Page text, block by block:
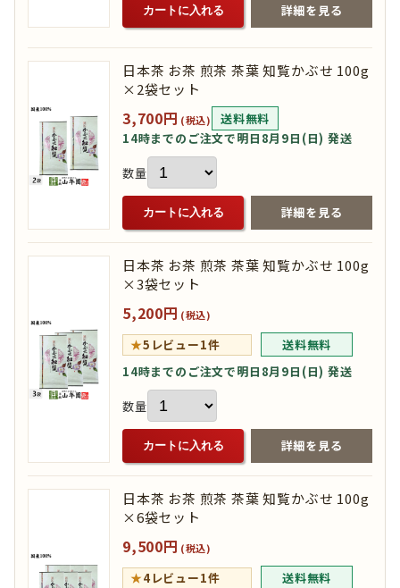
カートに入れる 詳細を見る
日本茶 お茶 煎茶 茶葉 知覧かぶせ 100g
×2袋セット
3,700円 (税込)
送料無料
14時までのご注文で明日8月9日(日) 発送
数量
カートに入れる 詳細を見る
日本茶 お茶 煎茶 茶葉 知覧かぶせ 100g
×3袋セット
5,200円 (税込)
★5 レビュー1件
送料無料
14時までのご注文で明日8月9日(日) 発送
数量
カートに入れる 詳細を見る
日本茶 お茶 煎茶 茶葉 知覧かぶせ 100g
×6袋セット
9,500円 (税込)
★4レビュー1件
送料無料